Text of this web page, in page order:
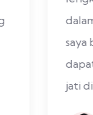
dalam
saya
dapat
jati diri saya.